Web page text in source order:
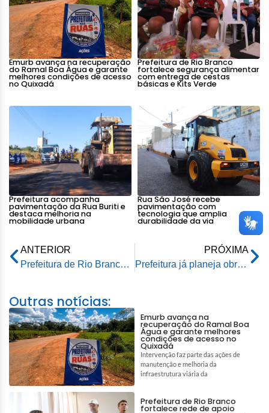
Emurb avança na recuperação
do Ramal Boa Água e garante
melhores condições de acesso
no Quixadá
Prefeitura de Rio Branco
fortalece segurança alimentar
com entrega de cestas
básicas e Kits Verde
Prefeitura acompanha
pavimentação da Rua Buriti e
destaca melhoria na
mobilidade urbana
Rua São José recebe
pavimentação com
tecnologia que amplia
durabilidade da via
ANTERIOR
Prefeitura de Rio Branco avança em manutenções pontuais nos bairros da capital
PRÓXIMA
Prefeitura já planeja obras de recuperação dos ramais com a chegada do verão amazônico
Outras notícias:
Emurb avança na
recuperação do Ramal Boa
Água e garante melhores
condições de acesso no
Quixadá
Intervenção faz parte das ações de
manutenção e melhoria da
infraestrutura viária da
Prefeitura de Rio Branco
fortalece rede de apoio